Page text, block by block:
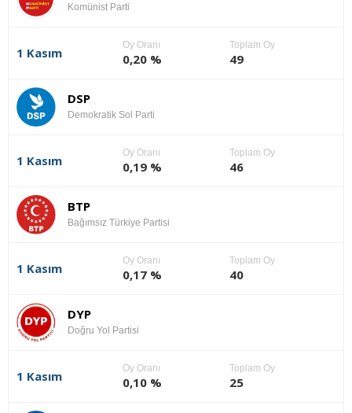
Komünist Parti
1 Kasım
Oy Oranı
0,20 %
Toplam Oy
49
DSP
Demokratik Sol Parti
1 Kasım
Oy Oranı
0,19 %
Toplam Oy
46
BTP
Bağımsız Türkiye Partisi
1 Kasım
Oy Oranı
0,17 %
Toplam Oy
40
DYP
Doğru Yol Partisi
1 Kasım
Oy Oranı
0,10 %
Toplam Oy
25